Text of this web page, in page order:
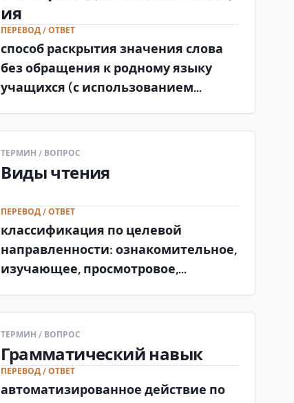
ия
ПЕРЕВОД / ОТВЕТ
способ раскрытия значения слова
без обращения к родному языку
учащихся (с использованием
ТЕРМИН / ВОПРОС
Виды чтения
ПЕРЕВОД / ОТВЕТ
классификация по целевой
направленности: ознакомительное,
изучающее, просмотровое,
ТЕРМИН / ВОПРОС
Грамматический навык
ПЕРЕВОД / ОТВЕТ
автоматизированное действие по